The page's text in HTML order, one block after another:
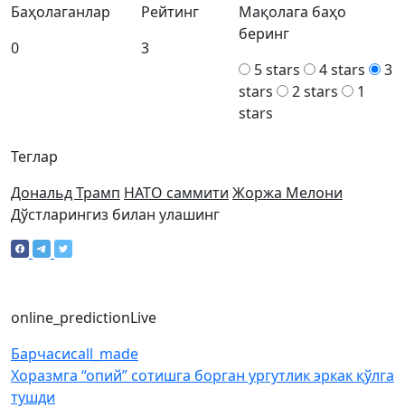
Теглар
Дональд Трамп НАТО саммити Жоржа Мелони
Баҳолаганлар
0
Рейтинг
3
Мақолага баҳо
беринг
5 stars
4 stars
3
stars
2 stars
1
stars
Дўстларингиз билан улашинг
online_predictionLive
Барчасиcall_made
Хоразмга “опий” сотишга борган ургутлик эркак қўлга
тушди